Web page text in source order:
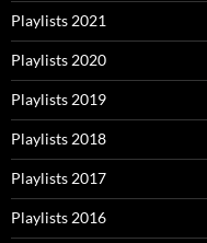
Playlists 2021
Playlists 2020
Playlists 2019
Playlists 2018
Playlists 2017
Playlists 2016